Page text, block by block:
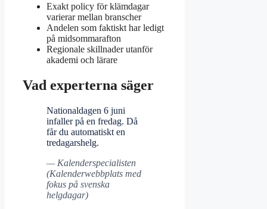
Exakt policy för klämdagar
varierar mellan branscher
Andelen som faktiskt har ledigt
på midsommarafton
Regionale skillnader utanför
akademi och lärare
Vad experterna säger
Nationaldagen 6 juni
infaller på en fredag. Då
får du automatiskt en
tredagarshelg.
— Kalenderspecialisten
(Kalenderwebbplats med
fokus på svenska
helgdagar)